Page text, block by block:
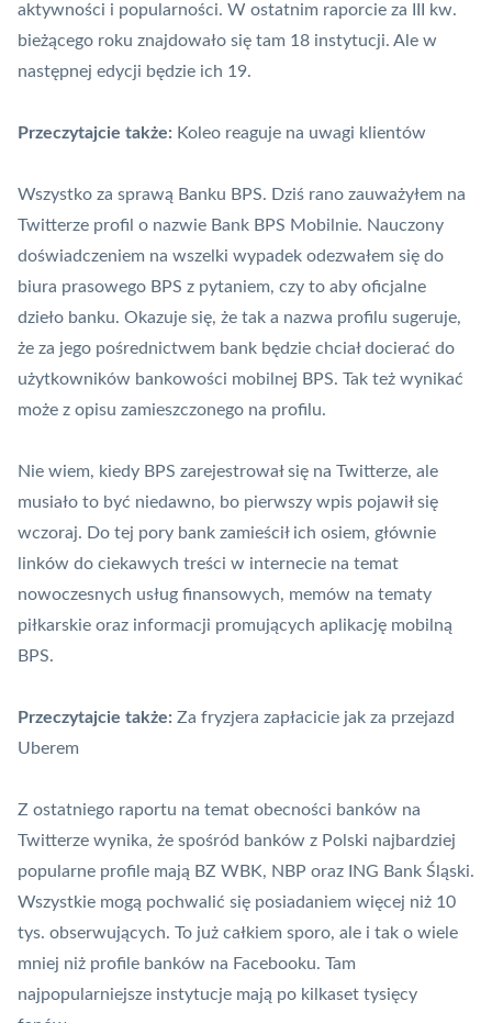
aktywności i popularności. W ostatnim raporcie za III kw.
bieżącego roku znajdowało się tam 18 instytucji. Ale w
następnej edycji będzie ich 19.
Przeczytajcie także: Koleo reaguje na uwagi klientów
Wszystko za sprawą Banku BPS. Dziś rano zauważyłem na
Twitterze profil o nazwie Bank BPS Mobilnie. Nauczony
doświadczeniem na wszelki wypadek odezwałem się do
biura prasowego BPS z pytaniem, czy to aby oficjalne
dzieło banku. Okazuje się, że tak a nazwa profilu sugeruje,
że za jego pośrednictwem bank będzie chciał docierać do
użytkowników bankowości mobilnej BPS. Tak też wynikać
może z opisu zamieszczonego na profilu.
Nie wiem, kiedy BPS zarejestrował się na Twitterze, ale
musiało to być niedawno, bo pierwszy wpis pojawił się
wczoraj. Do tej pory bank zamieścił ich osiem, głównie
linków do ciekawych treści w internecie na temat
nowoczesnych usług finansowych, memów na tematy
piłkarskie oraz informacji promujących aplikację mobilną
BPS.
Przeczytajcie także: Za fryzjera zapłacicie jak za przejazd
Uberem
Z ostatniego raportu na temat obecności banków na
Twitterze wynika, że spośród banków z Polski najbardziej
popularne profile mają BZ WBK, NBP oraz ING Bank Śląski.
Wszystkie mogą pochwalić się posiadaniem więcej niż 10
tys. obserwujących. To już całkiem sporo, ale i tak o wiele
mniej niż profile banków na Facebooku. Tam
najpopularniejsze instytucje mają po kilkaset tysięcy